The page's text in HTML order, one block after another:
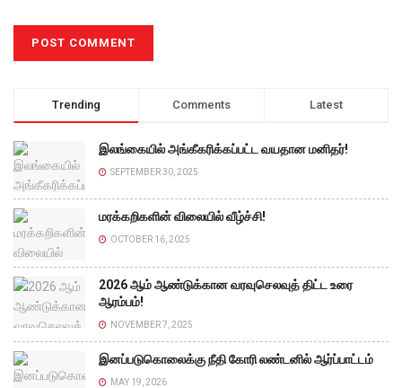
Trending Comments Latest
இலங்கையில் அங்கீகரிக்கப்பட்ட வயதான மனிதர்!
SEPTEMBER 30, 2025
மரக்கறிகளின் விலையில் வீழ்ச்சி!
OCTOBER 16, 2025
2026 ஆம் ஆண்டுக்கான வரவுசெலவுத் திட்ட உரை
ஆரம்பம்!
NOVEMBER 7, 2025
இனப்படுகொலைக்கு நீதி கோரி லண்டனில் ஆர்ப்பாட்டம்
MAY 19, 2026